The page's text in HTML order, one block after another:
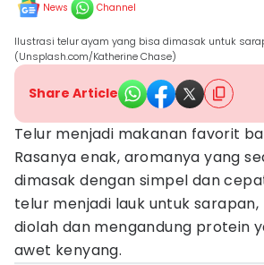
News Channel
Ilustrasi telur ayam yang bisa dimasak untuk
(Unsplash.com/Katherine Chase)
Share Article
Telur menjadi makanan favorit
Rasanya enak, aromanya yang
dimasak dengan simpel dan
telur menjadi lauk untuk
diolah dan mengandung protein
awet kenyang.